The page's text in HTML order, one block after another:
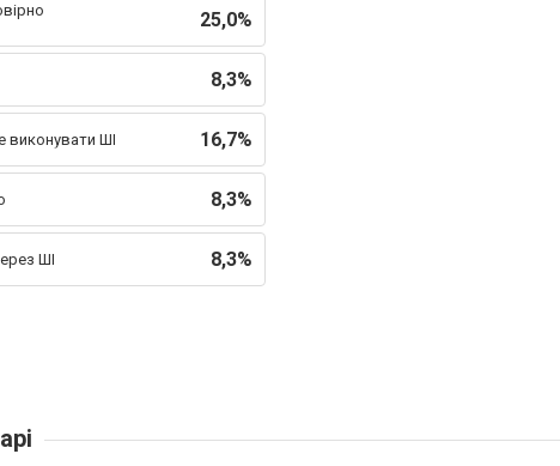
25,0%
8,3%
16,7%
виконувати ШІ
8,3%
8,3%
ШІ